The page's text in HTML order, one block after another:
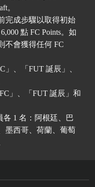
。
完成步驟以取得初始
點 FC Points。如
不會獲得任何 FC
」、「FUT 誕辰」、
」、「FUT 誕辰」和
各 1 名：阿根廷、巴
墨西哥、荷蘭、葡萄